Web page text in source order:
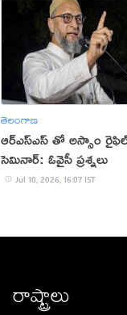
తెలంగాణ
ఆర్ఎస్ఎస్ తో అస్సాం
సెమినార్: ఓవైసీ ప్రశ్నలు
Jul 10, 2026, 16:07 IST
రాష్ట్రాలు